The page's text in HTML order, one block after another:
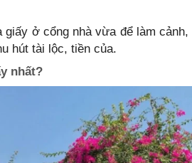
ở cổng nhà vừa để làm
hút tài lộc, tiền của.
nhất?